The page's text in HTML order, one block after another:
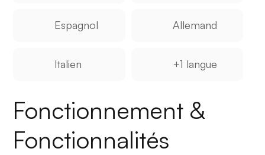
Espagnol Allemand
Italien +1 langue
Fonctionnement &
Fonctionnalités